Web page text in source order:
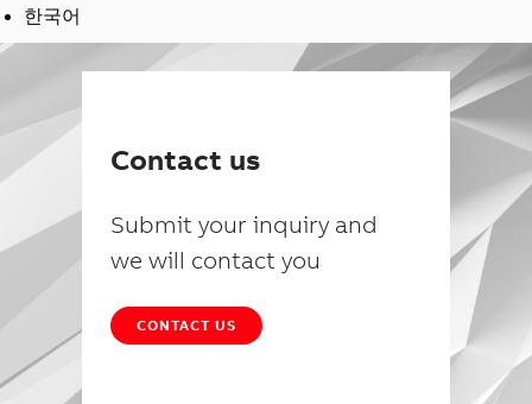
한국어
Contact us
Submit your inquiry and
we will contact you
CONTACT US